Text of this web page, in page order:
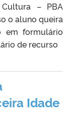
– PBA
o aluno queira
em formulário
de recurso
Idade